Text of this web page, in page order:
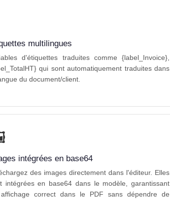
multilingues
d'étiquettes traduites comme {label_Invoice},
qui sont automatiquement traduites dans
du document/client.
intégrées en base64
des images directement dans l'éditeur. Elles
intégrées en base64 dans le modèle, garantissant
correct dans le PDF sans dépendre de